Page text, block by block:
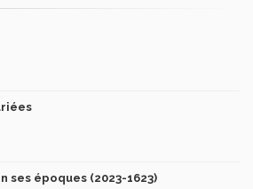
ses époques (2023-1623)